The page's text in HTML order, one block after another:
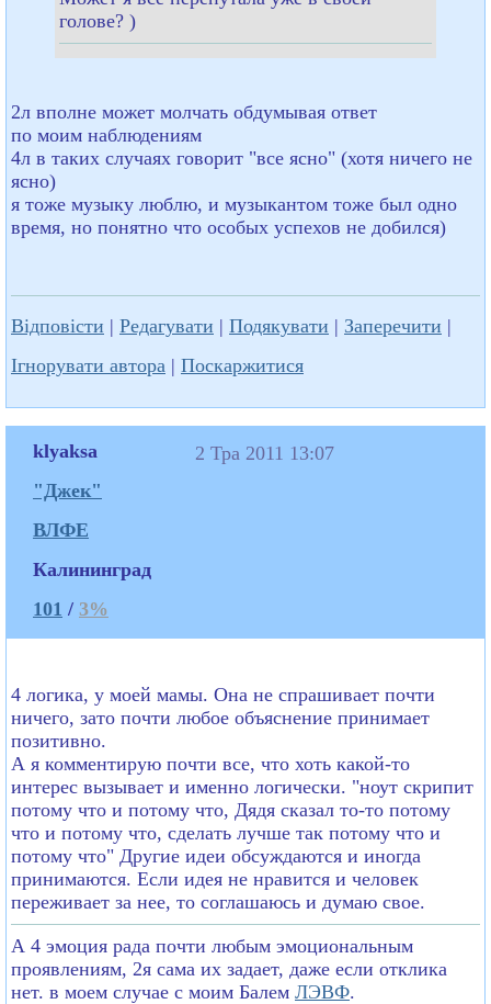
голове? )
2л вполне может молчать обдумывая ответ
по моим наблюдениям
4л в таких случаях говорит "все ясно" (хотя ничего не
ясно)
я тоже музыку люблю, и музыкантом тоже был одно
время, но понятно что особых успехов не добился)
Відповісти | Редагувати | Подякувати | Заперечити |
Ігнорувати автора | Поскаржитися
klyaksa
"Джек"
ВЛФЕ
Калининград
101 / 3%
2 Тра 2011 13:07
4 логика, у моей мамы. Она не спрашивает почти
ничего, зато почти любое объяснение принимает
позитивно.
А я комментирую почти все, что хоть какой-то
интерес вызывает и именно логически. "ноут скрипит
потому что и потому что, Дядя сказал то-то потому
что и потому что, сделать лучше так потому что и
потому что" Другие идеи обсуждаются и иногда
принимаются. Если идея не нравится и человек
переживает за нее, то соглашаюсь и думаю свое.
А 4 эмоция рада почти любым эмоциональным
проявлениям, 2я сама их задает, даже если отклика
нет. в моем случае с моим Балем ЛЭВФ.